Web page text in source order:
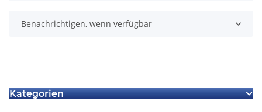
Benachrichtigen, wenn verfügbar
Kategorien